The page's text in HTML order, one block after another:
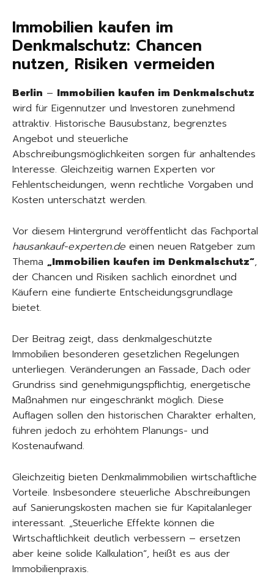
Immobilien kaufen im
Denkmalschutz: Chancen
nutzen, Risiken vermeiden
Berlin – Immobilien kaufen im Denkmalschutz
wird für Eigennutzer und Investoren zunehmend
attraktiv. Historische Bausubstanz, begrenztes
Angebot und steuerliche
Abschreibungsmöglichkeiten sorgen für anhaltendes
Interesse. Gleichzeitig warnen Experten vor
Fehlentscheidungen, wenn rechtliche Vorgaben und
Kosten unterschätzt werden.
Vor diesem Hintergrund veröffentlicht das Fachportal
hausankauf-experten.de einen neuen Ratgeber zum
Thema „Immobilien kaufen im Denkmalschutz“,
der Chancen und Risiken sachlich einordnet und
Käufern eine fundierte Entscheidungsgrundlage
bietet.
Der Beitrag zeigt, dass denkmalgeschützte
Immobilien besonderen gesetzlichen Regelungen
unterliegen. Veränderungen an Fassade, Dach oder
Grundriss sind genehmigungspflichtig, energetische
Maßnahmen nur eingeschränkt möglich. Diese
Auflagen sollen den historischen Charakter erhalten,
führen jedoch zu erhöhtem Planungs- und
Kostenaufwand.
Gleichzeitig bieten Denkmalimmobilien wirtschaftliche
Vorteile. Insbesondere steuerliche Abschreibungen
auf Sanierungskosten machen sie für Kapitalanleger
interessant. „Steuerliche Effekte können die
Wirtschaftlichkeit deutlich verbessern – ersetzen
aber keine solide Kalkulation“, heißt es aus der
Immobilienpraxis.